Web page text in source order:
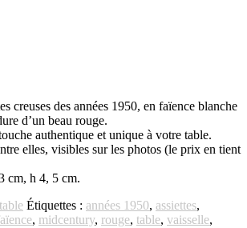
creuses des années 1950, en faïence blanche
d’un beau rouge.
authentique et unique à votre table.
elles, visibles sur les photos (le prix en tient
cm, h 4, 5 cm.
Étiquettes : années 1950, assiettes,
, midcentury, rouge, table, vaisselle,